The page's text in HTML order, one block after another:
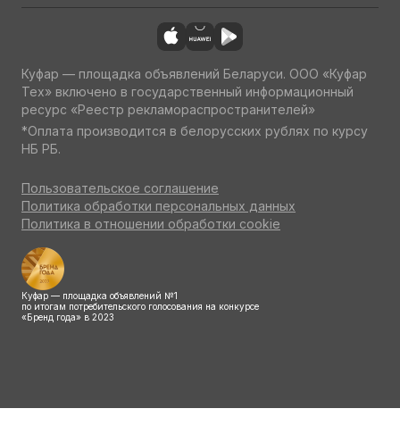
Куфар — площадка объявлений Беларуси. ООО «Куфар
Тех» включено в государственный информационный
ресурс «Реестр рекламораспространителей»
*Оплата производится в белорусских рублях по курсу
НБ РБ.
Пользовательское соглашение
Политика обработки персональных данных
Политика в отношении обработки cookie
Куфар — площадка объявлений №1
по итогам потребительского голосования на конкурсе
«Бренд года» в 2023